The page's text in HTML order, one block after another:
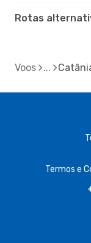
Rotas
Voos
Termos e